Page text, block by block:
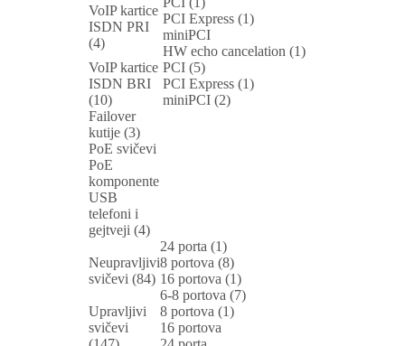
VoIP kartice
ISDN PRI
(4)
PCI Express (1)
miniPCI
HW echo cancelation (1)
VoIP kartice
ISDN BRI
(10)
PCI (5)
PCI Express (1)
miniPCI (2)
Failover
kutije (3)
PoE svičevi
PoE
komponente
USB
telefoni i
gejtveji (4)
Neupravljivi
svičevi (84)
24 porta (1)
8 portova (8)
16 portova (1)
6-8 portova (7)
Upravljivi
svičevi
8 portova (1)
16 portova